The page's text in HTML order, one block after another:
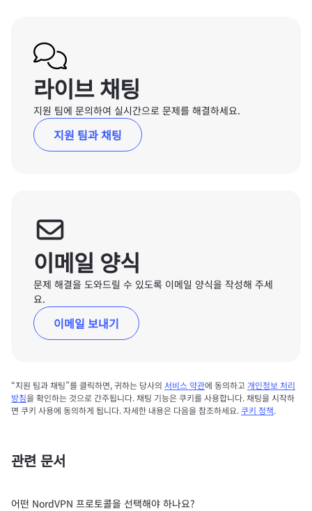
라이브 채팅
지원 팀에 문의하여 실시간으로 문제를 해결하세요.
지원 팀과 채팅
이메일 양식
문제 해결을 도와드릴 수 있도록 이메일 양식을 작성해 주세
요.
이메일 보내기
“지원 팀과 채팅”를 클릭하면, 귀하는 당사의 서비스 약관에 동의하고 개인정보 처리
방침을 확인하는 것으로 간주됩니다. 채팅 기능은 쿠키를 사용합니다. 채팅을 시작하
면 쿠키 사용에 동의하게 됩니다. 자세한 내용은 다음을 참조하세요.쿠키 정책.
관련 문서
어떤 NordVPN 프로토콜을 선택해야 하나요?